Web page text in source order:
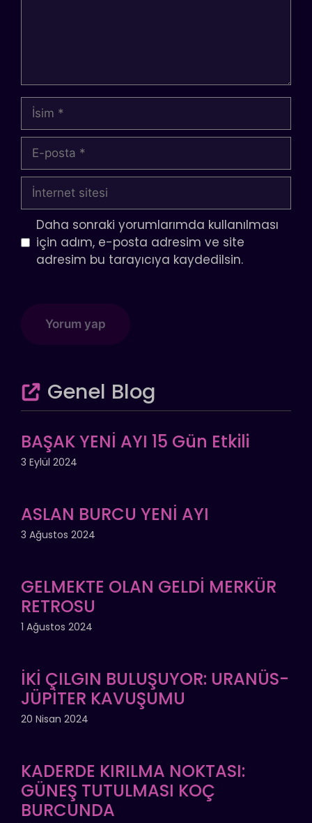
İsim
posta
İnternet
sitesi
Daha sonraki yorumlarımda kullanılması
için adım, e-posta adresim ve site
adresim bu tarayıcıya kaydedilsin.
Genel Blog
BAŞAK YENİ AYI 15 Gün Etkili
3 Eylül 2024
ASLAN BURCU YENİ AYI
3 Ağustos 2024
GELMEKTE OLAN GELDİ MERKÜR
RETROSU
1 Ağustos 2024
İKİ ÇILGIN BULUŞUYOR: URANÜS-
JÜPİTER KAVUŞUMU
20 Nisan 2024
KADERDE KIRILMA NOKTASI:
GÜNEŞ TUTULMASI KOÇ
BURCUNDA